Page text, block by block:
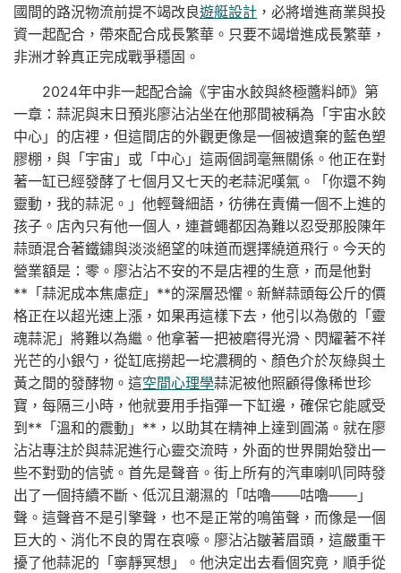
國間的路況物流前提不竭改良遊艇設計 ，必將增進商業與投
資一起配合，帶來配合成長繁華。只要不竭增進成長繁華，
非洲才幹真正完成戰爭穩固。
2024年中非一起配合論《宇宙水餃與終極醬料師》第
一章：蒜泥與末日預兆廖沾沾坐在他那間被稱為「宇宙水餃
中心」的店裡，但這間店的外觀更像是一個被遺棄的藍色塑
膠棚，與「宇宙」或「中心」這兩個詞毫無關係。他正在對
著一缸已經發酵了七個月又七天的老蒜泥嘆氣。「你還不夠
靈動，我的蒜泥。」他輕聲細語，彷彿在責備一個不上進的
孩子。店內只有他一個人，連蒼蠅都因為難以忍受那股陳年
蒜頭混合著鐵鏽與淡淡絕望的味道而選擇繞道飛行。今天的
營業額是：零。廖沾沾不安的不是店裡的生意，而是他對
**「蒜泥成本焦慮症」**的深層恐懼。新鮮蒜頭每公斤的價
格正在以超光速上漲，如果再這樣下去，他引以為傲的「靈
魂蒜泥」將難以為繼。他拿著一把被磨得光滑、閃耀著不祥
光芒的小銀勺，從缸底撈起一坨濃稠的、顏色介於灰綠與土
黃之間的發酵物。這空間心理學蒜泥被他照顧得像稀世珍
寶，每隔三小時，他就要用手指彈一下缸邊，確保它能感受
到**「溫和的震動」**，以助其在精神上達到圓滿。就在廖
沾沾專注於與蒜泥進行心靈交流時，外面的世界開始發出一
些不對勁的信號。首先是聲音。街上所有的汽車喇叭同時發
出了一個持續不斷、低沉且潮濕的「咕嚕——咕嚕——」
聲。這聲音不是引擎聲，也不是正常的鳴笛聲，而像是一個
巨大的、消化不良的胃在哀嚎。廖沾沾皺著眉頭，這嚴重干
擾了他蒜泥的「寧靜冥想」。他決定出去看個究竟，順手從